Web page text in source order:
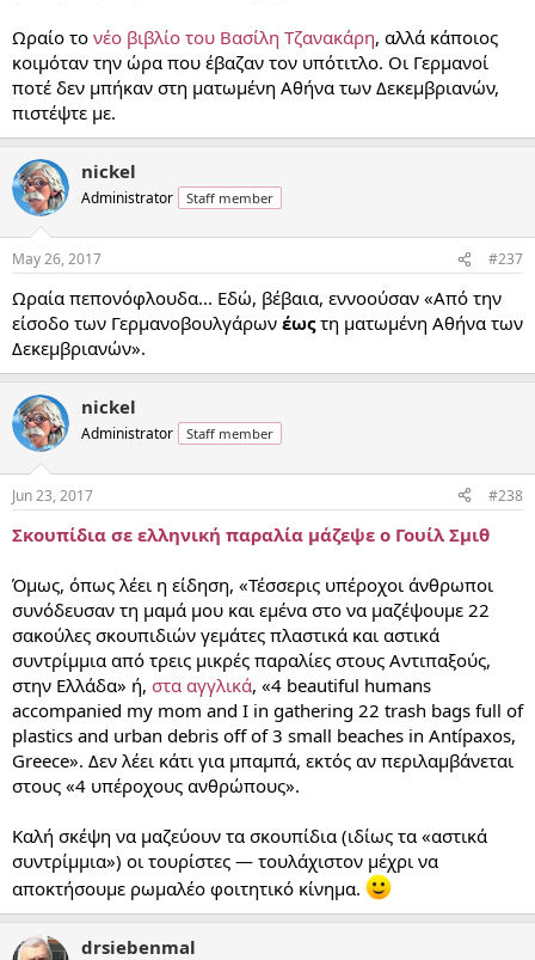
Ωραίο το νέο βιβλίο του Βασίλη Τζανακάρη, αλλά κάποιος
κοιμόταν την ώρα που έβαζαν τον υπότιτλο. Οι Γερμανοί
ποτέ δεν μπήκαν στη ματωμένη Αθήνα των Δεκεμβριανών,
πιστέψτε με.
nickel
Administrator Staff member
May 26, 2017 #237
Ωραία πεπονόφλουδα... Εδώ, βέβαια, εννοούσαν «Από την
είσοδο των Γερμανοβουλγάρων έωςτη ματωμένη Αθήνα των
Δεκεμβριανών».
nickel
Administrator Staff member
Jun 23, 2017 #238
Σκουπίδια σε ελληνική παραλία μάζεψε ο Γουίλ Σμιθ
Όμως, όπως λέει η είδηση, «Τέσσερις υπέροχοι άνθρωποι
συνόδευσαν τη μαμά μου και εμένα στο να μαζέψουμε 22
σακούλες σκουπιδιών γεμάτες πλαστικά και αστικά
συντρίμμια από τρεις μικρές παραλίες στους Αντιπαξούς,
στην Ελλάδα» ή, στα αγγλικά, «4 beautiful humans
accompanied my mom and I in gathering 22 trash bags full of
plastics and urban debris off of 3 small beaches in Antípaxos,
Greece». Δεν λέει κάτι για μπαμπά, εκτός αν περιλαμβάνεται
στους «4 υπέροχους ανθρώπους».
Καλή σκέψη να μαζεύουν τα σκουπίδια (ιδίως τα «αστικά
συντρίμμια») οι τουρίστες — τουλάχιστον μέχρι να
αποκτήσουμε ρωμαλέο φοιτητικό κίνημα.
drsiebenmal